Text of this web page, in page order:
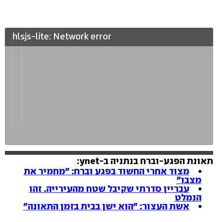
hlsjs-lite: Network error
תאונת הפגע-וברח בנתניה ב-ynet:
מצוד אחרי החשוד בפגע וברח: "מחמיר את
מצבו"
עבריין סדרתי שקיבל שטח מהעירייה. זהו
הנמלט
אשת העצור: "הוא ישן בבית בזמן התאונה"